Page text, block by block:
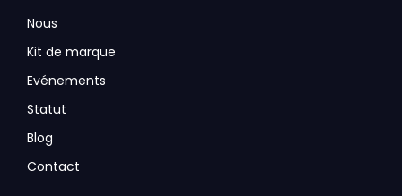
Nous
Kit de marque
Evénements
Statut
Blog
Contact